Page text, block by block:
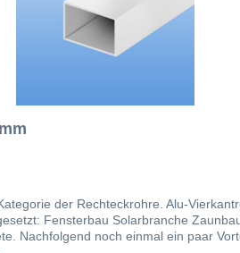
der Rechteckrohre. Alu-
ein paar Vorteile des Werkstoffes